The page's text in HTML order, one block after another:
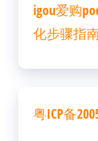
igou爱购
化步骤指
粤ICP备